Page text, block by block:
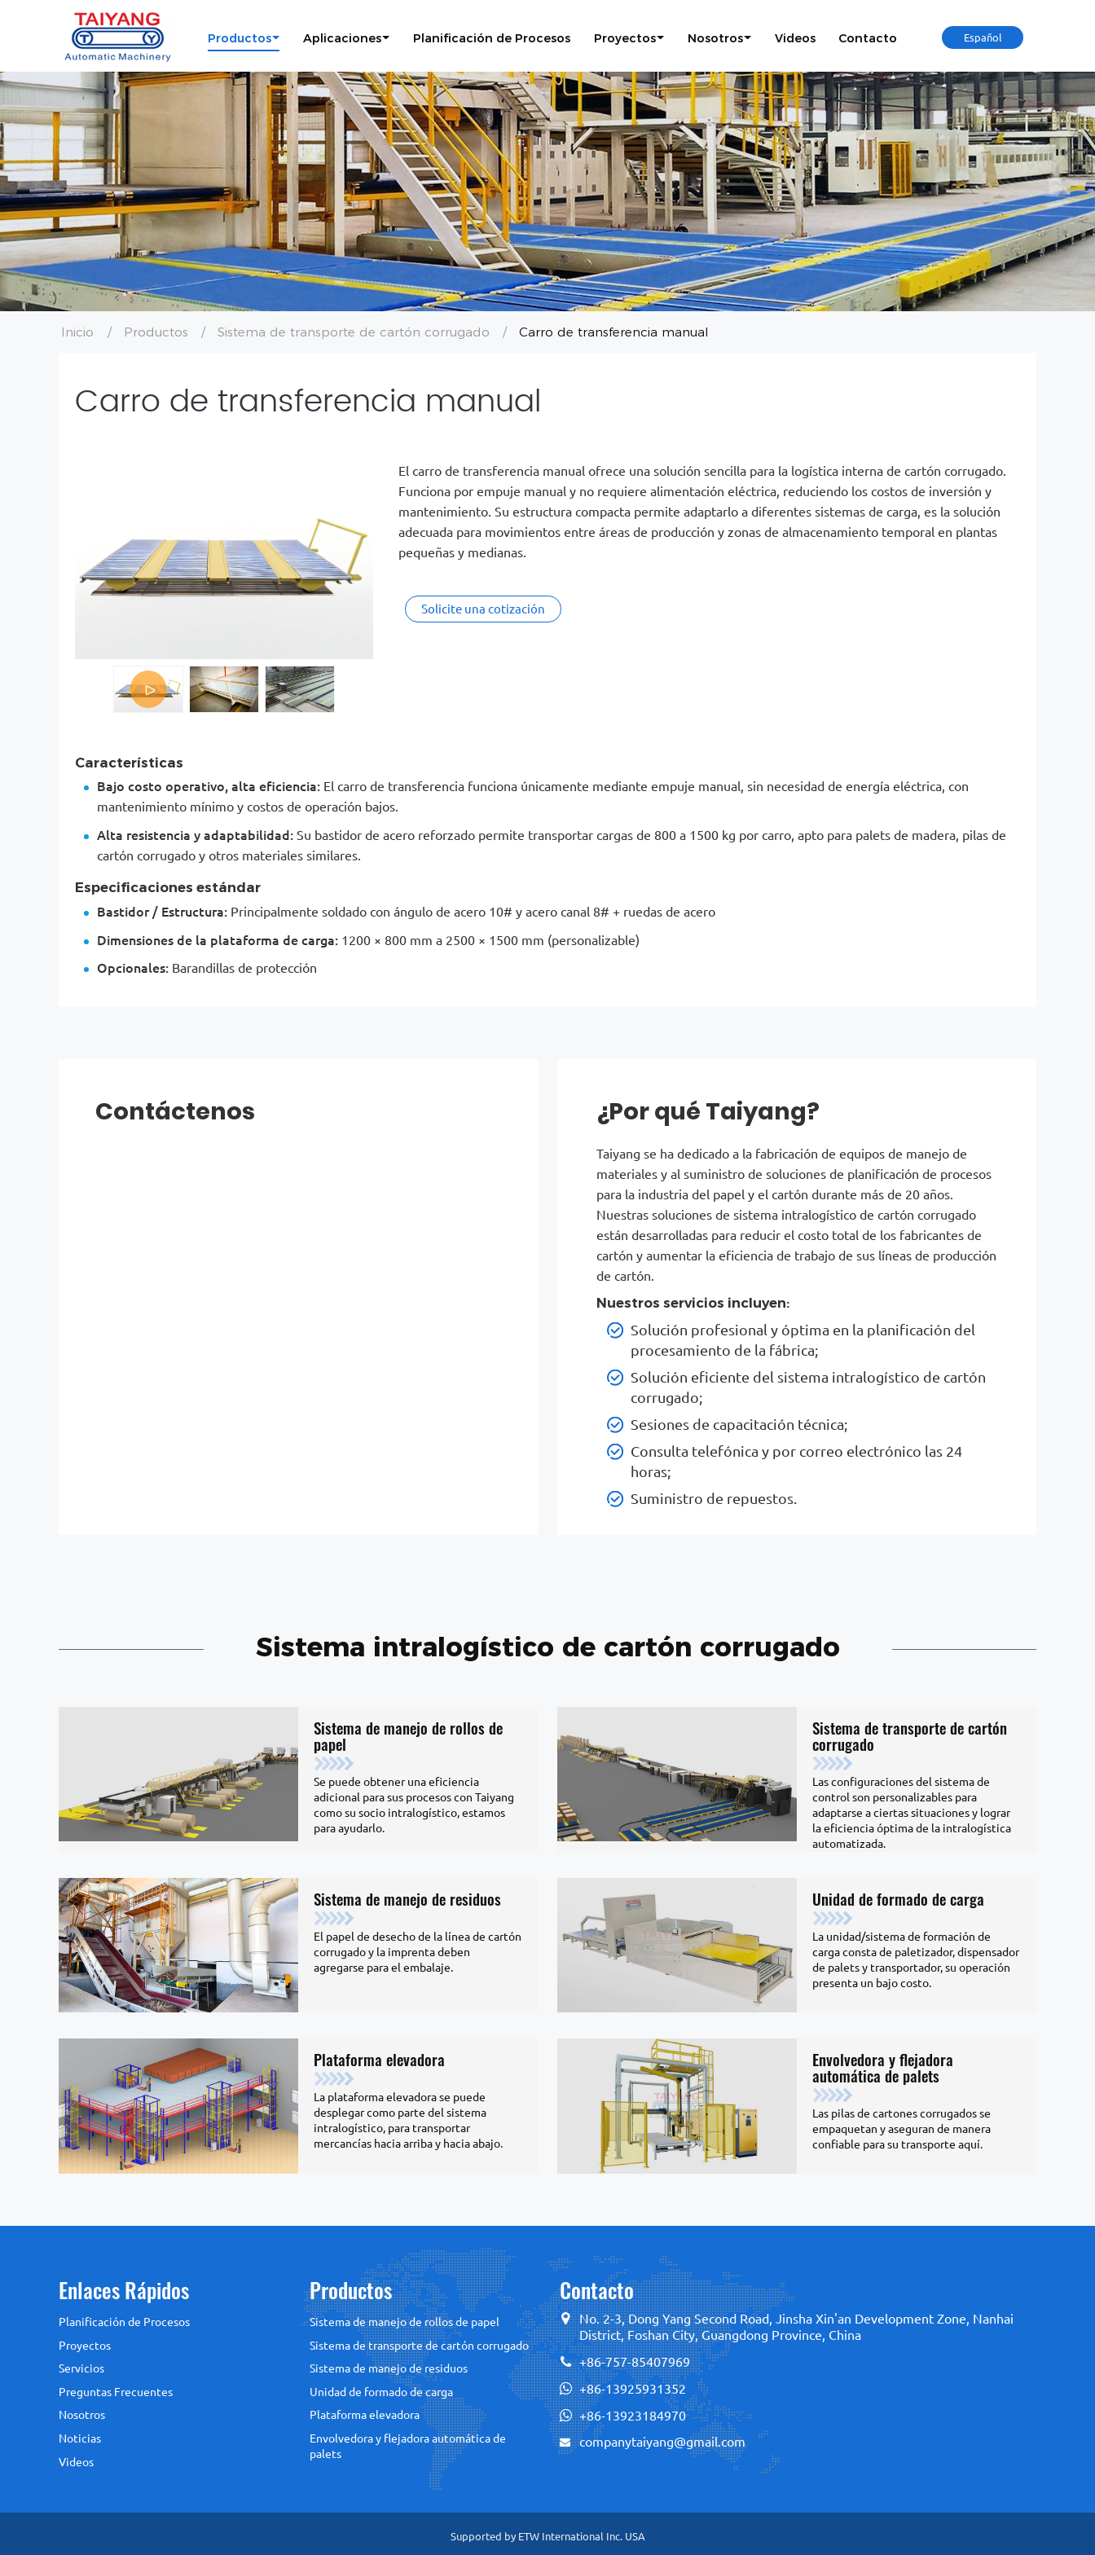
Español
Productos Aplicaciones Planificación de Procesos Proyectos Nosotros Videos Contacto
Inicio Productos Sistema de transporte de cartón corrugado Carro de transferencia manual
Carro de transferencia manual
El carro de transferencia manual ofrece una solución sencilla para la logística interna de cartón corrugado.
Funciona por empuje manual y no requiere alimentación eléctrica, reduciendo los costos de inversión y
mantenimiento. Su estructura compacta permite adaptarlo a diferentes sistemas de carga, es la solución
adecuada para movimientos entre áreas de producción y zonas de almacenamiento temporal en plantas
pequeñas y medianas.
Solicite una cotización
Características
Bajo costo operativo, alta eficiencia: El carro de transferencia funciona únicamente mediante empuje manual, sin necesidad de energía eléctrica, con
mantenimiento mínimo y costos de operación bajos.
Alta resistencia y adaptabilidad: Su bastidor de acero reforzado permite transportar cargas de 800 a 1500 kg por carro, apto para palets de madera, pilas de
cartón corrugado y otros materiales similares.
Especificaciones estándar
Bastidor / Estructura: Principalmente soldado con ángulo de acero 10# y acero canal 8# + ruedas de acero
Dimensiones de la plataforma de carga: 1200 × 800 mm a 2500 × 1500 mm (personalizable)
Opcionales: Barandillas de protección
Contáctenos ¿Por qué Taiyang?
Taiyang se ha dedicado a la fabricación de equipos de manejo de
materiales y al suministro de soluciones de planificación de procesos
para la industria del papel y el cartón durante más de 20 años.
Nuestras soluciones de sistema intralogístico de cartón corrugado
están desarrolladas para reducir el costo total de los fabricantes de
cartón y aumentar la eficiencia de trabajo de sus líneas de producción
de cartón.
Nuestros servicios incluyen:
Solución profesional y óptima en la planificación del
procesamiento de la fábrica;
Solución eficiente del sistema intralogístico de cartón
corrugado;
Sesiones de capacitación técnica;
Consulta telefónica y por correo electrónico las 24
horas;
Suministro de repuestos.
Sistema intralogístico de cartón corrugado
Sistema de manejo de rollos de
papel
Se puede obtener una eficiencia
adicional para sus procesos con Taiyang
como su socio intralogístico, estamos
para ayudarlo.
Sistema de transporte de cartón
corrugado
Las configuraciones del sistema de
control son personalizables para
adaptarse a ciertas situaciones y lograr
la eficiencia óptima de la intralogística
automatizada.
Sistema de manejo de residuos
El papel de desecho de la línea de cartón
corrugado y la imprenta deben
agregarse para el embalaje.
Unidad de formado de carga
La unidad/sistema de formación de
carga consta de paletizador, dispensador
de palets y transportador, su operación
presenta un bajo costo.
Plataforma elevadora
La plataforma elevadora se puede
desplegar como parte del sistema
intralogístico, para transportar
mercancías hacia arriba y hacia abajo.
Envolvedora y flejadora
automática de palets
Las pilas de cartones corrugados se
empaquetan y aseguran de manera
confiable para su transporte aquí.
Enlaces Rápidos
Planificación de Procesos
Proyectos
Servicios
Preguntas Frecuentes
Nosotros
Noticias
Videos
Productos
Sistema de manejo de rollos de papel
Sistema de transporte de cartón corrugado
Sistema de manejo de residuos
Unidad de formado de carga
Plataforma elevadora
Envolvedora y flejadora automática de
palets
Contacto
No. 2-3, Dong Yang Second Road, Jinsha Xin'an Development Zone, Nanhai
District, Foshan City, Guangdong Province, China
+86-757-85407969
+86-13925931352
+86-13923184970
companytaiyang@gmail.com
Supported by ETW International Inc. USA